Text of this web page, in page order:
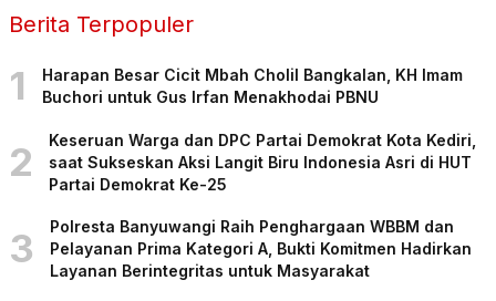
Berita Terpopuler
1
Harapan Besar Cicit Mbah Cholil Bangkalan, KH Imam
Buchori untuk Gus Irfan Menakhodai PBNU
2
Keseruan Warga dan DPC Partai Demokrat Kota Kediri,
saat Sukseskan Aksi Langit Biru Indonesia Asri di HUT
Partai Demokrat Ke-25
3
Polresta Banyuwangi Raih Penghargaan WBBM dan
Pelayanan Prima Kategori A, Bukti Komitmen Hadirkan
Layanan Berintegritas untuk Masyarakat